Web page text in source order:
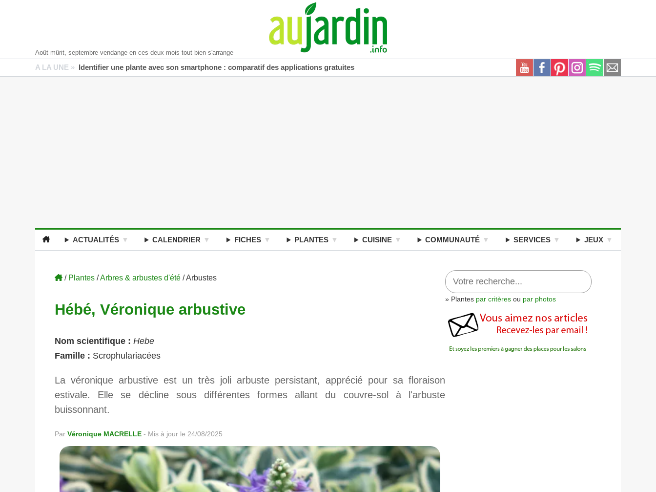
Août mûrit, septembre vendange en ces deux mois tout bien s'arrange
A LA UNE » Identifier une plante avec son smartphone : comparatif des applications gratuites
ACTUALITÉS CALENDRIER FICHES PLANTES CUISINE COMMUNAUTÉ SERVICES JEUX
/ Plantes /Arbres & arbustes d'été / Arbustes
Hébé, Véronique arbustive
Nom scientifique : Hebe
Famille : Scrophulariacées
La véronique arbustive est un très joli arbuste persistant, apprécié pour sa floraison
estivale. Elle se décline sous différentes formes allant du couvre-sol à l'arbuste
buissonnant.
Par Véronique MACRELLE - Mis à jour le 24/08/2025
» Plantes par critères ou par photos